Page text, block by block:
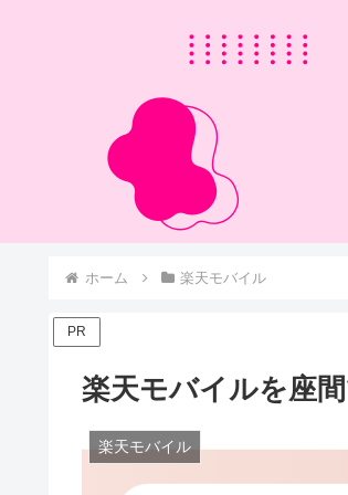
ホーム 楽天モバイル
PR
楽天モバイルを座
楽天モバイル